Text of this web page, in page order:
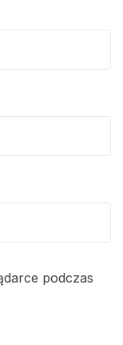
podczas